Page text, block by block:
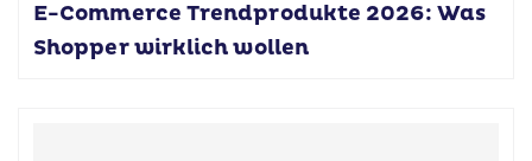
E-Commerce Trendprodukte 2026: Was
Shopper wirklich wollen